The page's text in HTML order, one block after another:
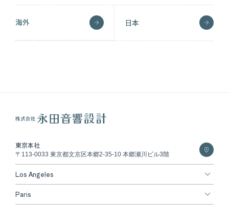
海外 日本
東京本社
〒113-0033 東京都文京区本郷2-35-10 本郷瀬川ビル3階
Los Angeles
Paris